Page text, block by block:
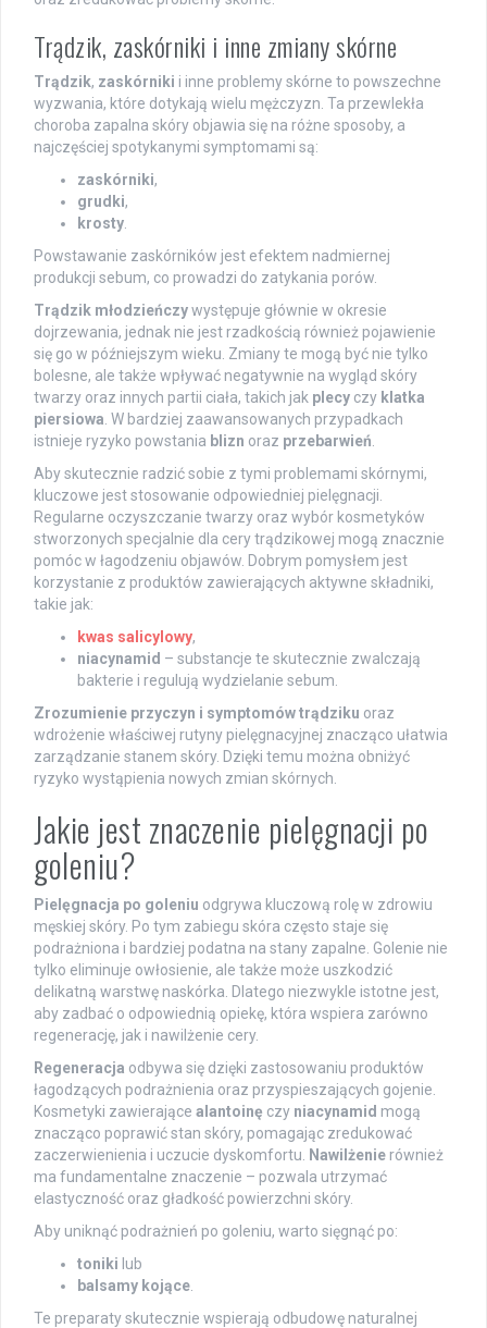
Trądzik, zaskórniki i inne zmiany skórne
Trądzik, zaskórniki i inne problemy skórne to powszechne
wyzwania, które dotykają wielu mężczyzn. Ta przewlekła
choroba zapalna skóry objawia się na różne sposoby, a
najczęściej spotykanymi symptomami są:
zaskórniki,
grudki,
krosty
Powstawanie zaskórników jest efektem nadmiernej
produkcji sebum, co prowadzi do zatykania porów.
Trądzik młodzieńczywystępuje głównie w okresie
dojrzewania, jednak nie jest rzadkością również pojawienie
się go w późniejszym wieku. Zmiany te mogą być nie tylko
bolesne, ale także wpływać negatywnie na wygląd skóry
twarzy oraz innych partii ciała, takich jak plecy czy klatka
piersiowa . W bardziej zaawansowanych przypadkach
istnieje ryzyko powstania blizn oraz przebarwień
Aby skutecznie radzić sobie z tymi problemami skórnymi,
kluczowe jest stosowanie odpowiedniej pielęgnacji.
Regularne oczyszczanie twarzy oraz wybór kosmetyków
stworzonych specjalnie dla cery trądzikowej mogą znacznie
pomóc w łagodzeniu objawów. Dobrym pomysłem jest
korzystanie z produktów zawierających aktywne składniki,
takie jak:
kwas salicylowy,
niacynamid – substancje te skutecznie zwalczają
bakterie i regulują wydzielanie sebum.
Zrozumienie przyczyn i symptomów trądziku oraz
wdrożenie właściwej rutyny pielęgnacyjnej znacząco ułatwia
zarządzanie stanem skóry. Dzięki temu można obniżyć
ryzyko wystąpienia nowych zmian skórnych.
Jakie jest znaczenie pielęgnacji po
goleniu?
Pielęgnacja po goleniu odgrywa kluczową rolę w zdrowiu
męskiej skóry. Po tym zabiegu skóra często staje się
podrażniona i bardziej podatna na stany zapalne. Golenie nie
tylko eliminuje owłosienie, ale także może uszkodzić
delikatną warstwę naskórka. Dlatego niezwykle istotne jest,
aby zadbać o odpowiednią opiekę, która wspiera zarówno
regenerację, jak i nawilżenie cery.
Regeneracja odbywa się dzięki zastosowaniu produktów
łagodzących podrażnienia oraz przyspieszających gojenie.
Kosmetyki zawierające alantoinę czy niacynamid mogą
znacząco poprawić stan skóry, pomagając zredukować
zaczerwienienia i uczucie dyskomfortu. Nawilżenie również
ma fundamentalne znaczenie – pozwala utrzymać
elastyczność oraz gładkość powierzchni skóry.
Aby uniknąć podrażnień po goleniu, warto sięgnąć po:
toniki lub
balsamy kojące
Te preparaty skutecznie wspierają odbudowę naturalnej